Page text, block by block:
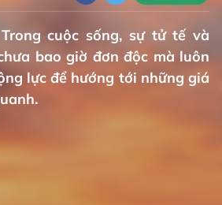
cuộc sống, sự tử tế và
bao giờ đơn độc mà luôn
lực để hướng tới những giá